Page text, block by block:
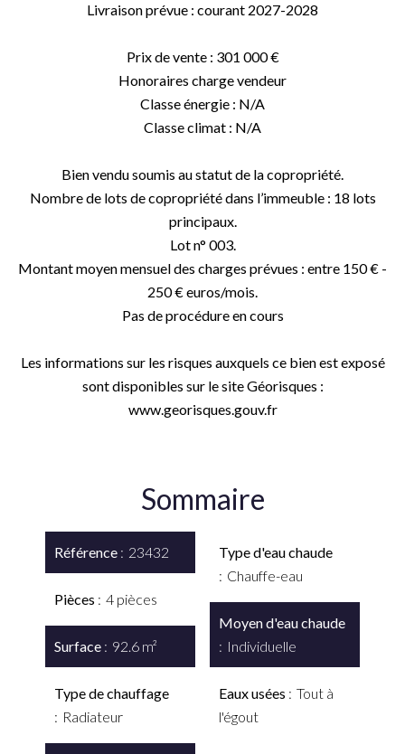
Livraison prévue : courant 2027-2028
Prix de vente : 301 000 €
Honoraires charge vendeur
Classe énergie : N/A
Classe climat : N/A
Bien vendu soumis au statut de la copropriété.
Nombre de lots de copropriété dans l’immeuble : 18 lots
principaux.
Lot n° 003.
Montant moyen mensuel des charges prévues : entre 150 € -
250 € euros/mois.
Pas de procédure en cours
Les informations sur les risques auxquels ce bien est exposé
sont disponibles sur le site Géorisques :
www.georisques.gouv.fr
Sommaire
Référence 23432
Pièces 4 pièces
Surface 92.6 m²
Type de chauffage
Radiateur
Type d'eau chaude
Chauffe-eau
Moyen d'eau chaude
Individuelle
Eaux usées
Tout à
l'égout